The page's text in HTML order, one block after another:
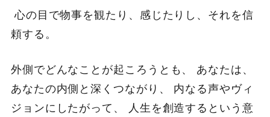
心の目で物事を観たり、感じたりし、それを信
頼する。
外側でどんなことが起ころうとも、 あなたは、
あなたの内側と深くつながり、 内なる声やヴィ
ジョンにしたがって、 人生を創造するという意